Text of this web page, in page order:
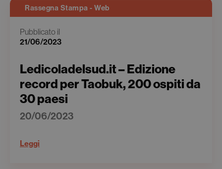
Rassegna Stampa - Web
Pubblicato il
21/06/2023
Ledicoladelsud.it – Edizione
record per Taobuk, 200 ospiti da
30 paesi
20/06/2023
Leggi